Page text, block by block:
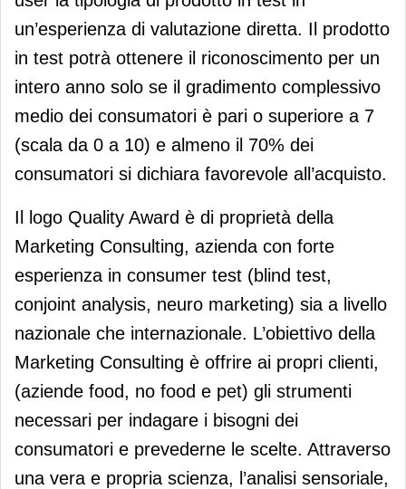
un’esperienza di valutazione diretta. Il prodotto
in test potrà ottenere il riconoscimento per un
intero anno solo se il gradimento complessivo
medio dei consumatori è pari o superiore a 7
(scala da 0 a 10) e almeno il 70% dei
consumatori si dichiara favorevole all’acquisto.
Il logo Quality Award è di proprietà della
Marketing Consulting, azienda con forte
esperienza in consumer test (blind test,
conjoint analysis, neuro marketing) sia a livello
nazionale che internazionale. L’obiettivo della
Marketing Consulting è offrire ai propri clienti,
(aziende food, no food e pet) gli strumenti
necessari per indagare i bisogni dei
consumatori e prevederne le scelte. Attraverso
una vera e propria scienza, l’analisi sensoriale,